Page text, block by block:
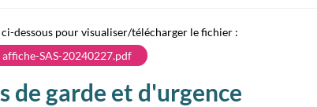
dessous pour visualiser/télécharger le fichier :
affiche-SAS-20240227.pdf
de garde et d'urgence